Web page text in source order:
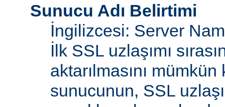
Sunucu Adı Belirtimi
İngilizcesi: Server
İlk SSL uzlaşımı
aktarılmasını
sunucunun, SSL